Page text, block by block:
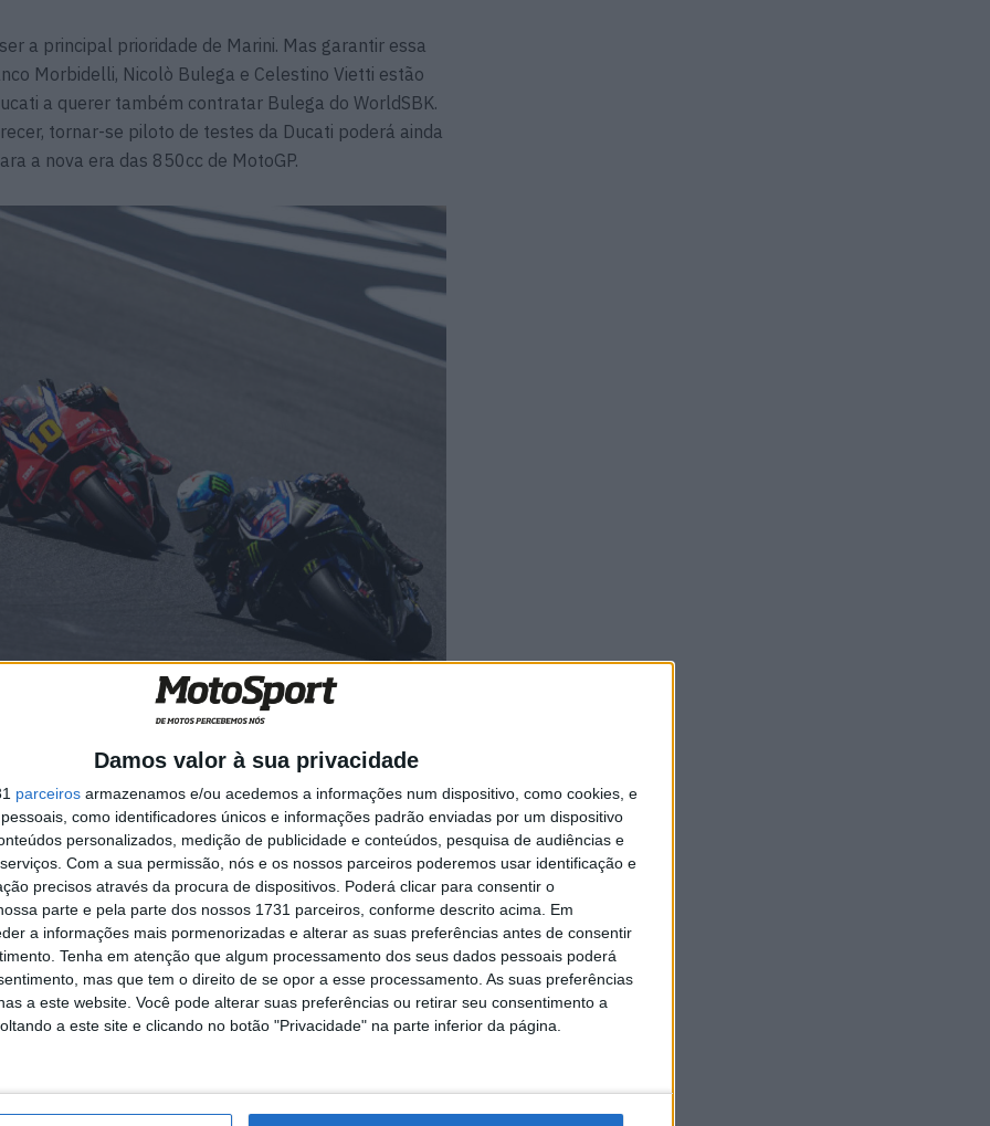
Damos valor à sua privacidade
parceiros armazenamos e/ou acedemos a informações num dispositivo, como cookies, e
como identificadores únicos e informações padrão enviadas por um dispositivo
personalizados, medição de publicidade e conteúdos, pesquisa de audiências e
Com a sua permissão, nós e os nossos parceiros poderemos usar identificação e
precisos através da procura de dispositivos. Poderá clicar para consentir o
parte e pela parte dos nossos 1731 parceiros, conforme descrito acima. Em
a informações mais pormenorizadas e alterar as suas preferências antes de consentir
Tenha em atenção que algum processamento dos seus dados pessoais poderá
mas que tem o direito de se opor a esse processamento. As suas preferências
a este website. Você pode alterar suas preferências ou retirar seu consentimento a
a este site e clicando no botão "Privacidade" na parte inferior da página.
a principal prioridade de Marini. Mas garantir essa
Morbidelli, Nicolò Bulega e Celestino Vietti estão
a querer também contratar Bulega do WorldSBK.
tornar-se piloto de testes da Ducati poderá ainda
a nova era das 850cc de MotoGP.
desenvolvimento, e os pilotos com fortes
muito valiosos. A realidade é que os resultados e a
muitas vezes aquém das expectativas de muitas
respeitada dentro do paddock é a sua capacidade
de piloto que dá feedbacks muito detalhados, é
trabalha extremamente bem com os engenheiros.
tornar-se tão importante como os resultados nas
a aproximar-se de uma grande mudança no
lugar de piloto titular na VR46 ou começar a
de desenvolvimento da Ducati? Aparte essa
têm feito recentemente…